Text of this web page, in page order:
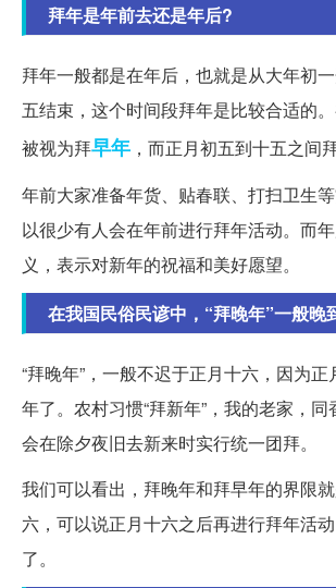
拜年是年前去还是年后?
拜年一般都是在年后，也就是从大年初
五结束，这个时间段拜年是比较合适的
被视为拜早年 ，而正月初五到十五之间
年前大家准备年货、贴春联、打扫卫生
以很少有人会在年前进行拜年活动。而
义，表示对新年的祝福和美好愿望。
在我国民俗民谚中，“拜晚年”一般晚
“拜晚年”，一般不迟于正月十六，因为
年了。农村习惯“拜新年”，我的老家，同
会在除夕夜旧去新来时实行统一团拜。
我们可以看出，拜晚年和拜早年的界限
六，可以说正月十六之后再进行拜年活
了。